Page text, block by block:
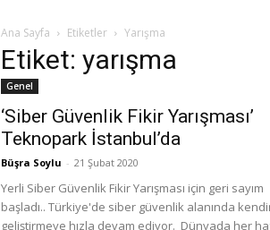
Ana Sayfa Etiketler Yarışma
Etiket: yarışma
Genel
‘Siber Güvenlik Fikir Yarışması’
Teknopark İstanbul’da
Büşra Soylu - 21 Şubat 2020
Yerli Siber Güvenlik Fikir Yarışması için geri sayım
başladı.. Türkiye'de siber güvenlik alanında
geliştirmeye hızla devam ediyor. Dünyada her